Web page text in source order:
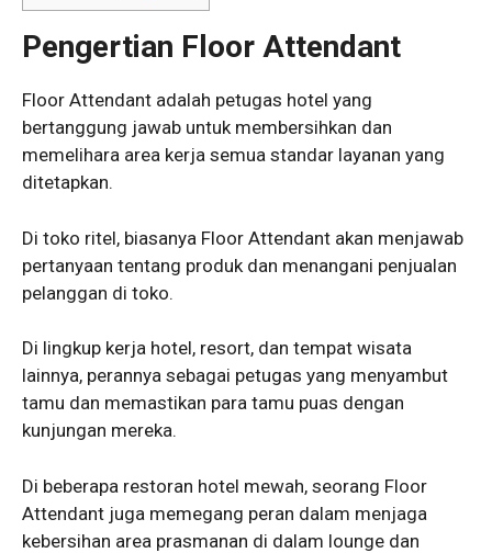
Pengertian Floor Attendant
Floor Attendant adalah petugas hotel yang
bertanggung jawab untuk membersihkan dan
memelihara area kerja semua standar layanan yang
ditetapkan.
Di toko ritel, biasanya Floor Attendant akan menjawab
pertanyaan tentang produk dan menangani penjualan
pelanggan di toko.
Di lingkup kerja hotel, resort, dan tempat wisata
lainnya, perannya sebagai petugas yang menyambut
tamu dan memastikan para tamu puas dengan
kunjungan mereka.
Di beberapa restoran hotel mewah, seorang Floor
Attendant juga memegang peran dalam menjaga
kebersihan area prasmanan di dalam lounge dan